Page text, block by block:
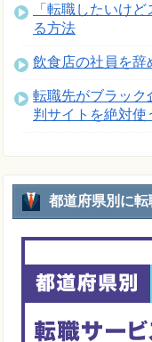
「転職したいけ
る方法
飲食店の社員を辞
転職先がブラック
判サイトを絶対使
都道府県別に